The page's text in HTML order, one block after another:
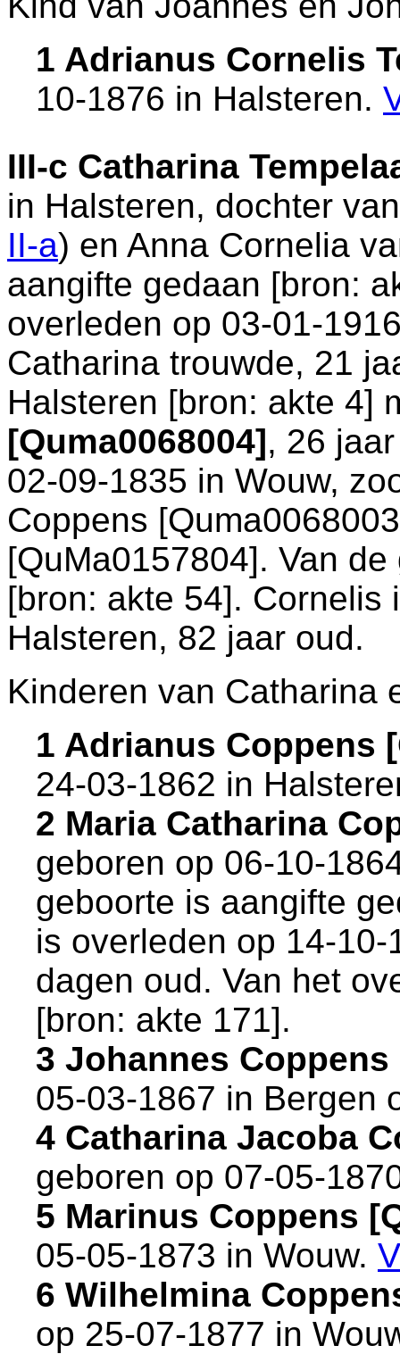
1 Adrianus Cornelis
10-1876 in Halsteren.
III-c Catharina
in Halsteren, dochter
II-a) en Anna Cornelia
aangifte gedaan [bron:
overleden op 03-01-
Catharina trouwde, 21
Halsteren [bron: akte 4]
[Quma0068004], 26
02-09-1835 in Wouw,
Coppens
[QuMa0157804]. Van
[bron: akte 54]. Cornelis
Halsteren, 82 jaar oud.
Kinderen van Catharina
1 Adrianus Coppens
24-03-1862 in
2 Maria Catharina
geboren op 06-10-
geboorte is aangifte
is overleden op 14-
dagen oud. Van het
[bron: akte 171].
3 Johannes Coppens
05-03-1867 in Bergen
4 Catharina Jacoba
geboren op 07-05-
5 Marinus Coppens
05-05-1873 in Wouw.
6 Wilhelmina
op 25-07-1877 in